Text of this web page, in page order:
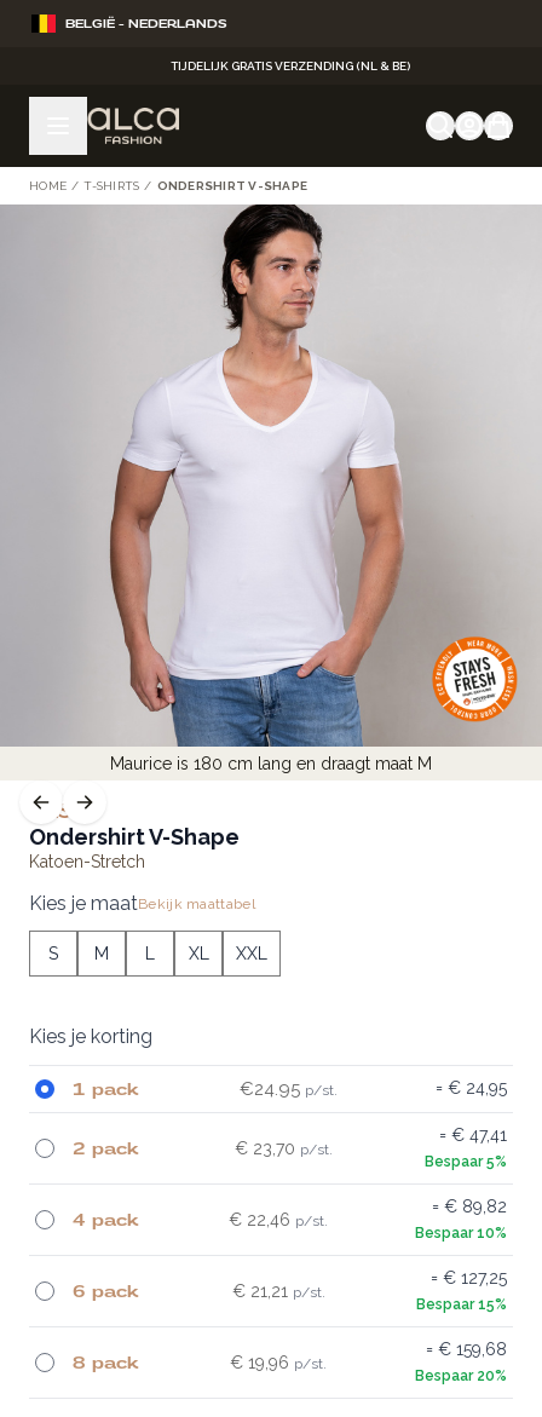
Ga naar de inhoud
TIJDELIJK GRATIS VERZENDING (NL & BE)
BELGIË - NEDERLANDS
HOME / T-SHIRTS / ONDERSHIRT V-SHAPE
Maurice is 180 cm lang en draagt maat M
BASIC
Ondershirt V-Shape
Katoen-Stretch
Kies je maatBekijk maattabel
S M XL XXL
Kies je korting
1 pack €24.95 € 24,95
2 pack € 23,70
€ 47,41
4 pack € 22,46
€ 89,82
6 pack € 21,21
€ 127,25
8 pack € 19,96
€ 159,68